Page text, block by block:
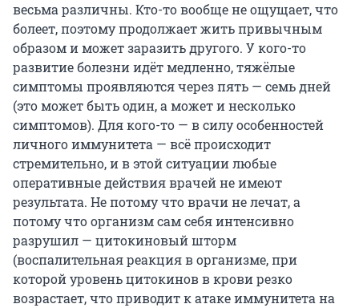
весьма различны. Кто-то вообще не ощущает, что
болеет, поэтому продолжает жить привычным
образом и может заразить другого. У кого-то
развитие болезни идёт медленно, тяжёлые
симптомы проявляются через пять — семь дней
(это может быть один, а может и несколько
симптомов). Для кого-то — в силу особенностей
личного иммунитета — всё происходит
стремительно, и в этой ситуации любые
оперативные действия врачей не имеют
результата. Не потому что врачи не лечат, а
потому что организм сам себя интенсивно
разрушил — цитокиновый шторм
(воспалительная реакция в организме, при
которой уровень цитокинов в крови резко
возрастает, что приводит к атаке иммунитета на